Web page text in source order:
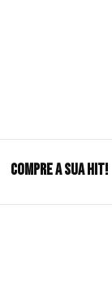
COMPRE A SUA HIT!